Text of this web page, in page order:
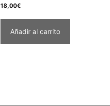
o
u
18,00€
Añadir al carrito